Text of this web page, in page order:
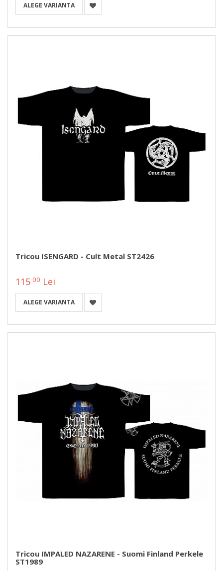
ALEGE VARIANTA
Tricou ISENGARD - Cult Metal ST2426
115 00 Lei
ALEGE VARIANTA
Tricou IMPALED NAZARENE - Suomi Finland Perkele
ST1989